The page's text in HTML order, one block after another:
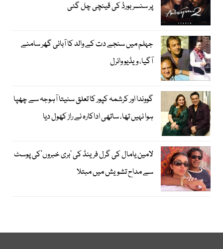
پر سنسر بورڈ کی قینچی چل گئی
جہلم میں سنجے دت کے والد کا آبائی گھر سامنے
آگیا، ویڈیو وائرل
گووندا اور کرشمہ کپور کا تعلق سنیتا آہوجہ سے چھپا
ہوا نہیں تھا، ساتھی اداکارہ نے راز کھول دیا
لامین یامال کی گرل فرینڈ کی ’بری خبروں‘کی پوسٹ
سے مداح تشویش میں مبتلا